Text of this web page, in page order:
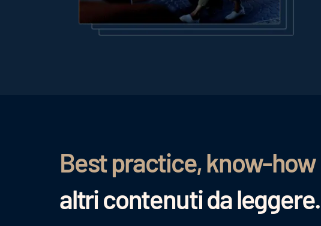
Best practice, know-
altri contenuti da leggere.